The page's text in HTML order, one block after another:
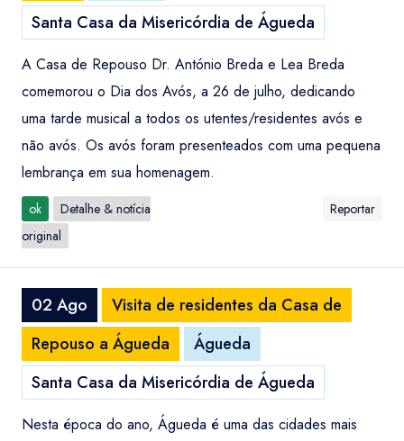
Santa Casa da Misericórdia de Águeda
A Casa de Repouso Dr. António Breda e Lea Breda
comemorou o Dia dos Avós, a 26 de julho, dedicando
uma tarde musical a todos os utentes/residentes avós e
não avós. Os avós foram presenteados com uma pequena
lembrança em sua homenagem.
ok
Detalhe & notícia
original
Reportar
02 Ago
Visita de residentes da Casa de
Repouso a Águeda
Águeda
Santa Casa da Misericórdia de Águeda
Nesta época do ano, Águeda é uma das cidades mais